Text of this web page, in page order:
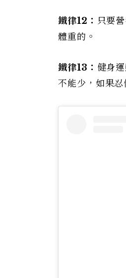
鐵律12： 只要
體重的。
鐵律13： 健身
不能少，如果忍